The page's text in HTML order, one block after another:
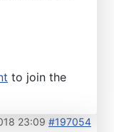
to join the
23:09 #197054